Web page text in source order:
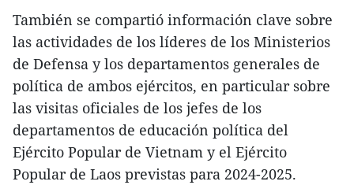
También se compartió información clave sobre
las actividades de los líderes de los Ministerios
de Defensa y los departamentos generales de
política de ambos ejércitos, en particular sobre
las visitas oficiales de los jefes de los
departamentos de educación política del
Ejército Popular de Vietnam y el Ejército
Popular de Laos previstas para 2024-2025.